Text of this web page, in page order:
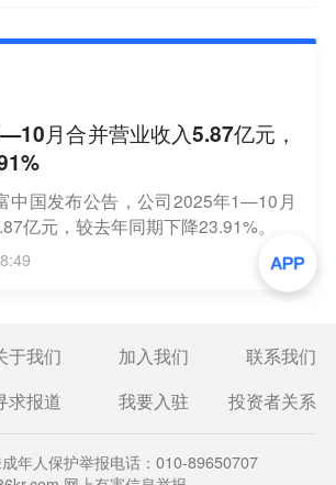
月合并营业收入5.87亿元，
中国发布公告，公司2025年1—10月
亿元，较去年同期下降23.91%。
于我们 加入我们
联系我们
求报道 我要入驻 投资者关系
年人保护举报电话：010-89650707